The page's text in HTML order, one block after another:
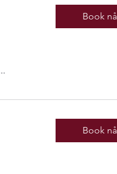
Book nå
Book nå